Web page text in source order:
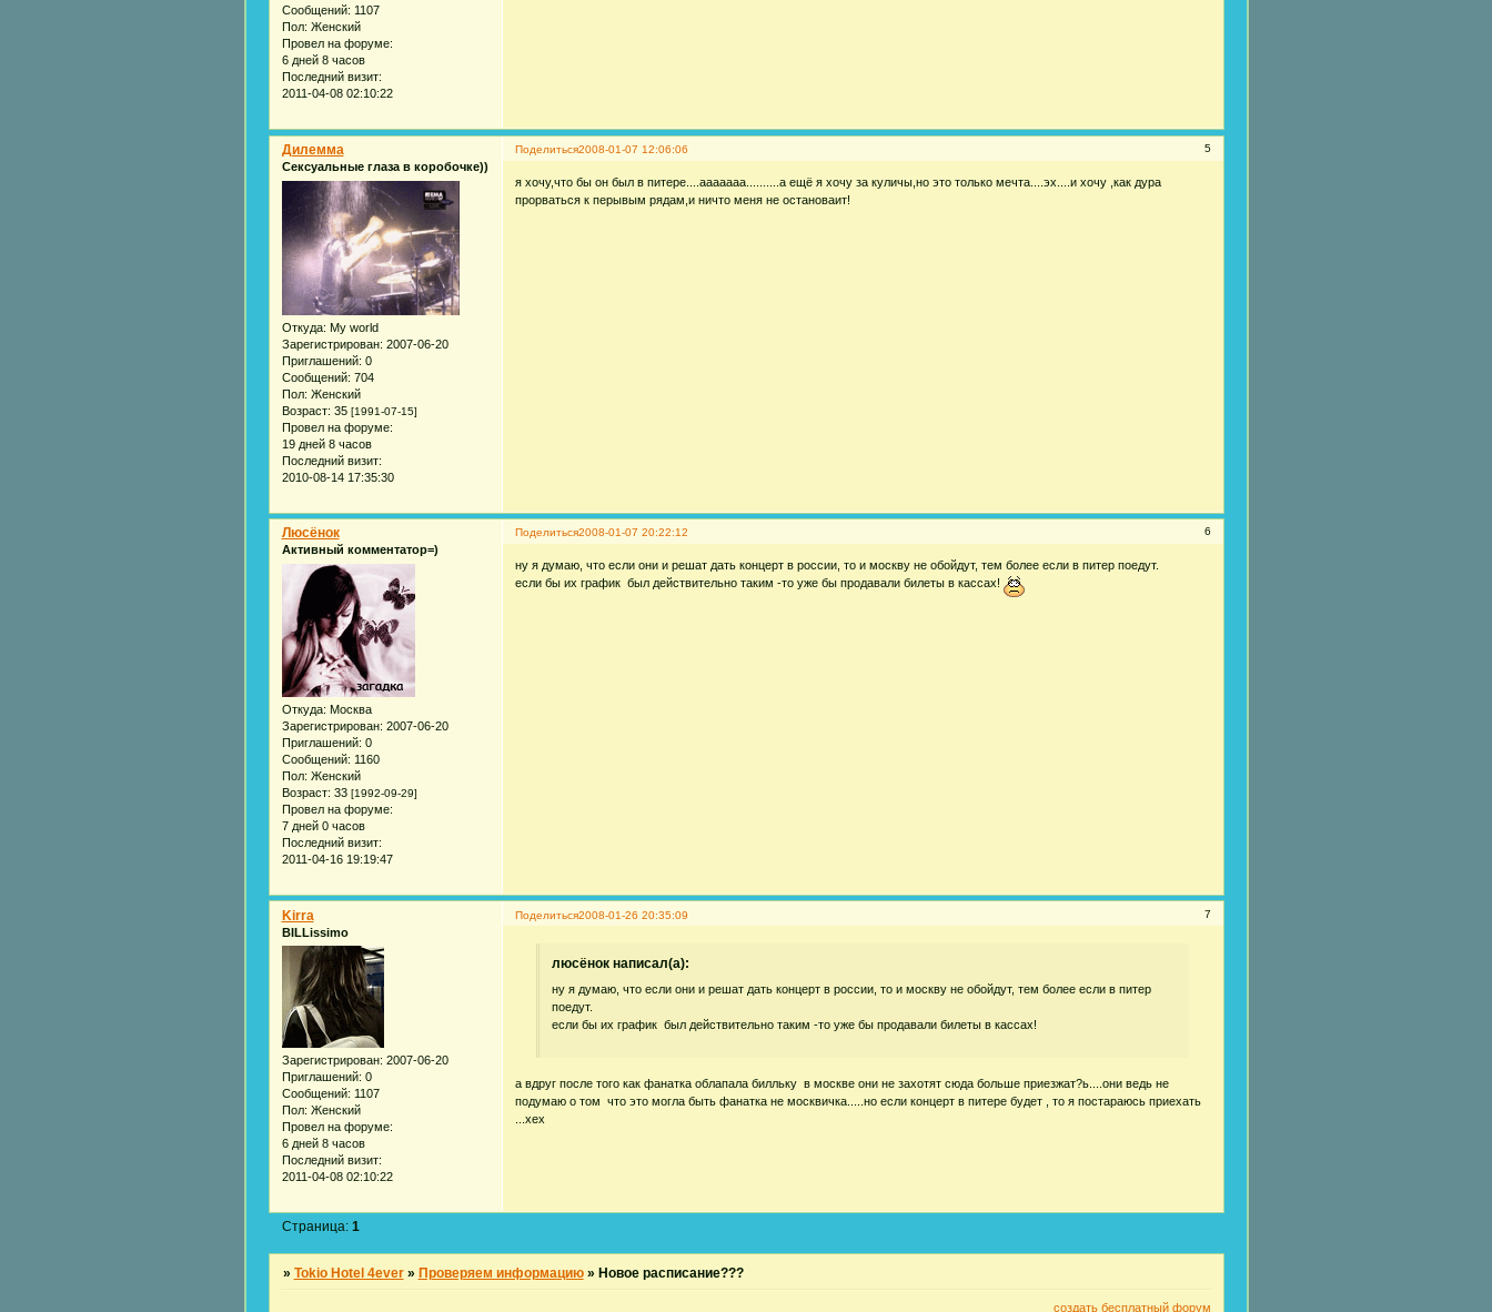
Сообщений: 1107
Пол: Женский
Провел на форуме:
6 дней 8 часов
Последний визит:
2011-04-08 02:10:22
Поделиться 5
2008-01-07 12:06:06
Дилемма
Сексуальные глаза в коробочке))
Откуда: My world
Зарегистрирован: 2007-06-20
Приглашений: 0
Сообщений: 704
Пол: Женский
Возраст: 35 [1991-07-15]
Провел на форуме:
19 дней 8 часов
Последний визит:
2010-08-14 17:35:30
я хочу,что бы он был в питере....ааааааа..........а ещё я хочу за куличы,но это только мечта....эх....и хочу ,как дура
прорваться к перывым рядам,и ничто меня не остановаит!
Поделиться 6
2008-01-07 20:22:12
Люсёнок
Активный комментатор=)
Откуда: Москва
Зарегистрирован: 2007-06-20
Приглашений: 0
Сообщений: 1160
Пол: Женский
Возраст: 33 [1992-09-29]
Провел на форуме:
7 дней 0 часов
Последний визит:
2011-04-16 19:19:47
ну я думаю, что если они и решат дать концерт в россии, то и москву не обойдут, тем более если в питер поедут.
если бы их график был действительно таким -то уже бы продавали билеты в кассах!
Поделиться 7
2008-01-26 20:35:09
Kirra
BILLissimo
Зарегистрирован: 2007-06-20
Приглашений: 0
Сообщений: 1107
Пол: Женский
Провел на форуме:
6 дней 8 часов
Последний визит:
2011-04-08 02:10:22
люсёнок написал(а):
ну я думаю, что если они и решат дать концерт в россии, то и москву не обойдут, тем более если в питер
поедут.
если бы их график был действительно таким -то уже бы продавали билеты в кассах!
а вдруг после того как фанатка облапала билльку в москве они не захотят сюда больше приезжат?ь....они ведь не
подумаю о том что это могла быть фанатка не москвичка.....но если концерт в питере будет , то я постараюсь приехать
...хех
Страница: 1
» Tokio Hotel 4ever » Проверяем информацию » Новое расписание???
создать бесплатный форум